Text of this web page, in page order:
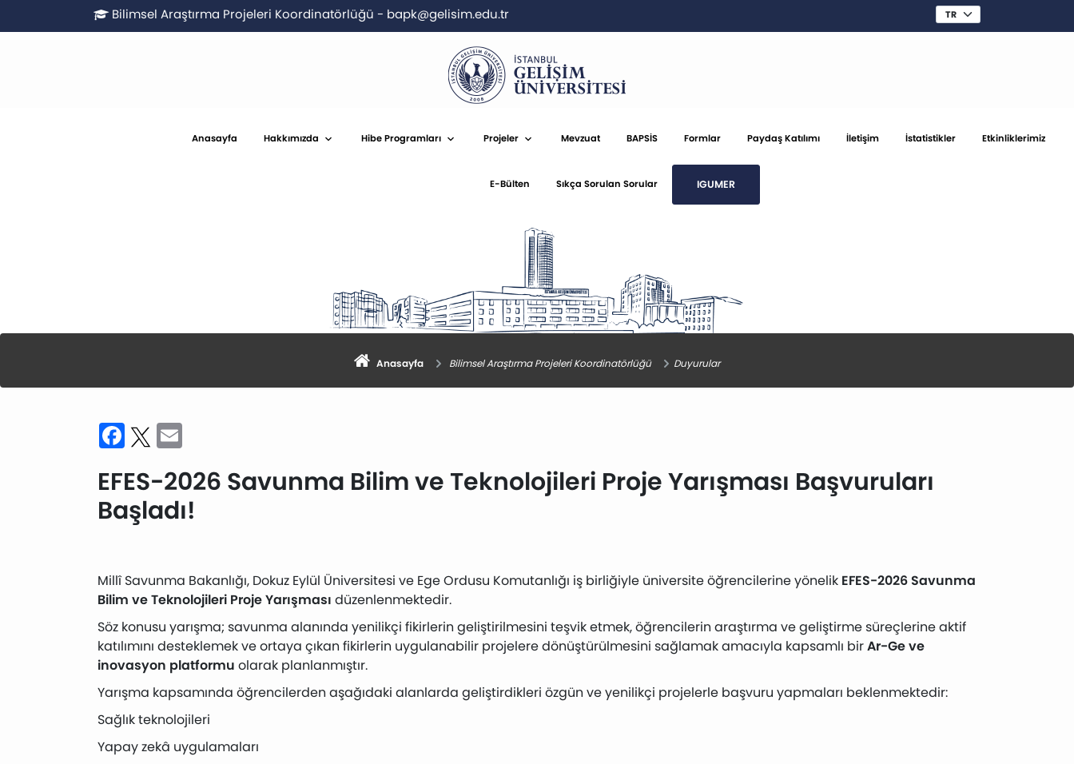
Bilimsel Araştırma Projeleri Koordinatörlüğü - bapk@gelisim.edu.tr
Anasayfa Hakkımızda Hibe Programları Projeler Mevzuat BAPSİS Formlar Paydaş Katılımı İletişim İstatistikler Etkinliklerimiz
E-Bülten Sıkça Sorulan Sorular IGUMER
Anasayfa Bilimsel Araştırma Projeleri Koordinatörlüğü Duyurular
Facebook
Twitter
EFES-2026 Savunma Bilim ve Teknolojileri Proje Yarışması Başvuruları
Başladı!
Millî Savunma Bakanlığı, Dokuz Eylül Üniversitesi ve Ege Ordusu Komutanlığı iş birliğiyle üniversite öğrencilerine yönelik EFES-2026 Savunma
Bilim ve Teknolojileri Proje Yarışması düzenlenmektedir.
Söz konusu yarışma; savunma alanında yenilikçi fikirlerin geliştirilmesini teşvik etmek, öğrencilerin araştırma ve geliştirme süreçlerine aktif
katılımını desteklemek ve ortaya çıkan fikirlerin uygulanabilir projelere dönüştürülmesini sağlamak amacıyla kapsamlı birAr-Ge ve
inovasyon platformu olarak planlanmıştır.
Yarışma kapsamında öğrencilerden aşağıdaki alanlarda geliştirdikleri özgün ve yenilikçi projelerle başvuru yapmaları beklenmektedir:
Sağlık teknolojileri
Yapay zekâ uygulamaları